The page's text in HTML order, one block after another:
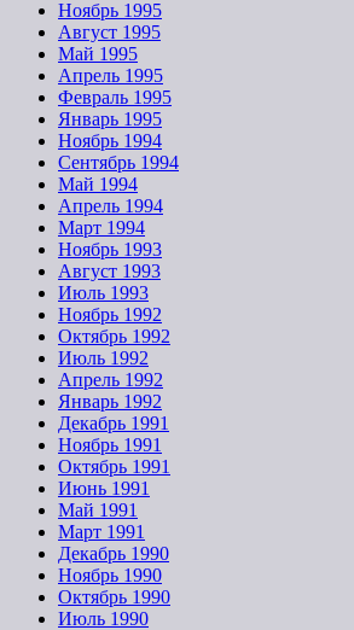
Ноябрь 1995
Август 1995
Май 1995
Апрель 1995
Февраль 1995
Январь 1995
Ноябрь 1994
Сентябрь 1994
Май 1994
Апрель 1994
Март 1994
Ноябрь 1993
Август 1993
Июль 1993
Ноябрь 1992
Октябрь 1992
Июль 1992
Апрель 1992
Январь 1992
Декабрь 1991
Ноябрь 1991
Октябрь 1991
Июнь 1991
Май 1991
Март 1991
Декабрь 1990
Ноябрь 1990
Октябрь 1990
Июль 1990